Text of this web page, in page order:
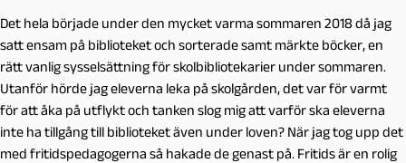
Det hela började under den mycket varma sommaren 2018 då jag
satt ensam på biblioteket och sorterade samt märkte böcker, en
rätt vanlig sysselsättning för skolbibliotekarier under sommaren.
Utanför hörde jag eleverna leka på skolgården, det var för varmt
för att åka på utflykt och tanken slog mig att varför ska eleverna
inte ha tillgång till biblioteket även under loven? När jag tog upp det
med fritidspedagogerna så hakade de genast på. Fritids är en rolig